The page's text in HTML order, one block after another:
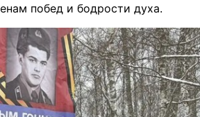
побед и бодрости духа.